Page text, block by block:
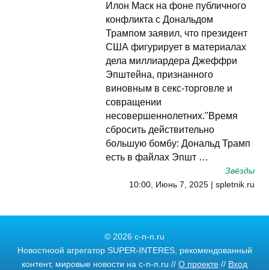
Илон Маск на фоне публичного
конфликта с Дональдом
Трампом заявил, что президент
США фигурирует в материалах
дела миллиардера Джеффри
Эпштейна, признанного
виновным в секс-торговле и
совращении
несовершеннолетних."Время
сбросить действительно
большую бомбу: Дональд Трамп
есть в файлах Эпшт …
Звёзды
10:00, Июнь 7, 2025 | spletnik.ru
© 2026 c-n-n.ru
Новостноой агрегатор SUPER-INTERES, рекомендованный
контент, мировые новости на c-n-n.ru // О проекте // Вход